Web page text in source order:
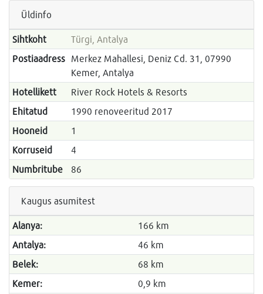
Üldinfo
Sihtkoht
Türgi, Antalya
Postiaadress Merkez Mahallesi, Deniz Cd. 31, 07990
Kemer, Antalya
Hotellikett
River Rock Hotels & Resorts
Ehitatud
1990 renoveeritud 2017
Hooneid
1
Korruseid
4
Numbritube
86
Kaugus asumitest
Alanya:
166 km
Antalya:
46 km
Belek:
68 km
Kemer:
0,9 km